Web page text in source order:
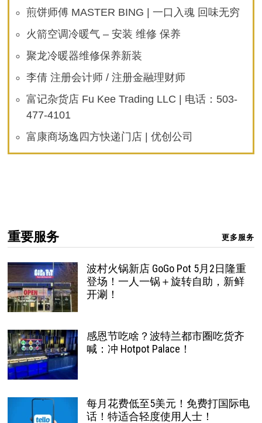
煎饼师傅 MASTER BING | 一口入魂 回味无穷
火箭空调冷暖气 – 安装 维修 保养
聚龙冷暖器维修保养新装
李倩 注册会计师 / 注册金融理财师
富记杂货店 Fu Kee Trading LLC | 电话：503-
477-4101
富康商场逸四方快递门店 | 优创公司
重要服务 更多服务
波村火锅新店 GoGo Pot 5月2日隆重
登场！一人一锅＋旋转自助，新鲜
开涮！
感恩节吃啥？波特兰都市圈吃货齐
喊：冲 Hotpot Palace！
每月花费低至5美元！免费打国际电
话！特适合轻度使用人士！